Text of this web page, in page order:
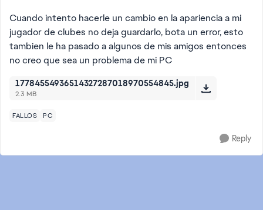
Cuando intento hacerle un cambio en la apariencia a mi
jugador de clubes no deja guardarlo, bota un error, esto
tambien le ha pasado a algunos de mis amigos entonces
no creo que sea un problema de mi PC
17784554936514327287018970554845.jpg
2.3 MB
FALLOS PC
Reply